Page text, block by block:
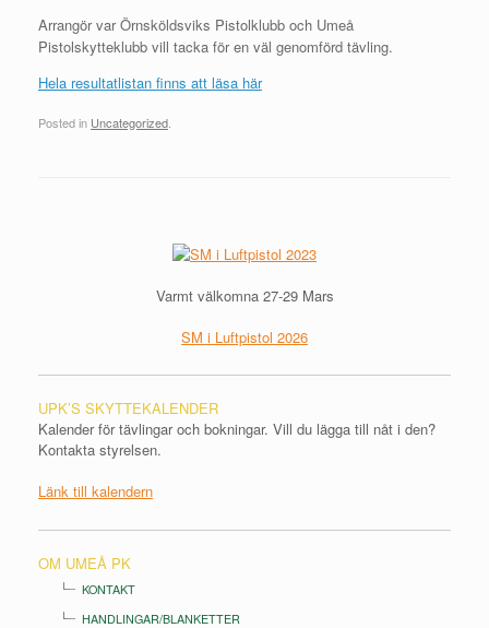
Arrangör var Örnsköldsviks Pistolklubb och Umeå
Pistolskytteklubb vill tacka för en väl genomförd tävling.
Hela resultatlistan finns att läsa här
Posted in Uncategorized
Varmt välkomna 27-29 Mars
SM i Luftpistol 2026
UPK’S SKYTTEKALENDER
Kalender för tävlingar och bokningar. Vill du lägga till nåt i den?
Kontakta styrelsen.
Länk till kalendern
OM UMEÅ PK
KONTAKT
HANDLINGAR/BLANKETTER